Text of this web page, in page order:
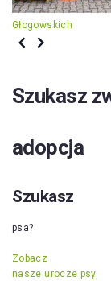
Głogowskich
Szukasz
adopcja
Szukasz
psa?
Zobacz
nasze urocze psy